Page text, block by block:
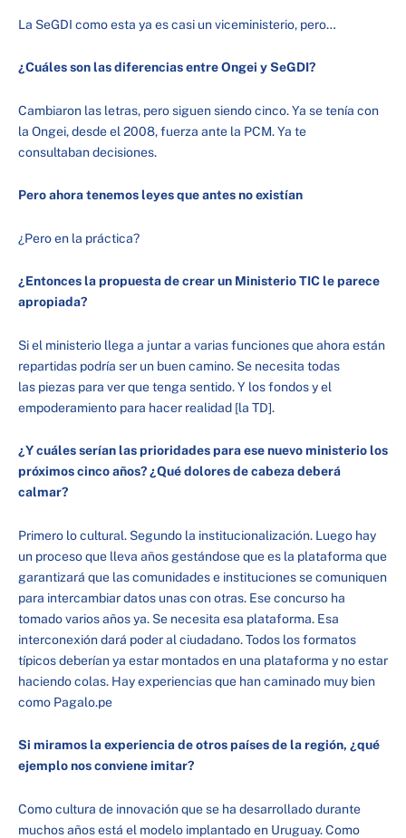
La SeGDI como esta ya es casi un viceministerio, pero…
¿Cuáles son las diferencias entreOngei ySeGDI?
Cambiaron las letras, pero siguen siendo cinco. Ya se tenía con
la Ongei, desde el 2008, fuerza ante la PCM. Ya te
consultaban decisiones.
Pero ahora tenemos leyes que antes no existían
¿Pero en la práctica?
¿Entonces la propuesta de crear un Ministerio TIC le parece
apropiada?
Si el ministerio llega a juntar a varias funciones que ahora están
repartidas podría ser un buen camino. Se necesita todas
las piezas para ver que tenga sentido. Y los fondos y el
empoderamiento para hacer realidad [la TD].
¿Y cuáles serían las prioridades para ese nuevo ministerio los
próximos cinco años? ¿Qué dolores de cabeza deberá
calmar?
Primero lo cultural. Segundo la institucionalización. Luego hay
un proceso que lleva años gestándose que es la plataforma que
garantizará que las comunidades e instituciones se comuniquen
para intercambiar datos unas con otras. Ese concurso ha
tomado varios años ya. Se necesita esa plataforma. Esa
interconexión dará poder al ciudadano. Todos los formatos
típicos deberían ya estar montados en una plataforma y no estar
haciendo colas. Hay experiencias que han caminado muy bien
como Pagalo.pe
Si miramos la experiencia de otros países de la región, ¿qué
ejemplo nos conviene imitar?
Como cultura de innovación que se ha desarrollado durante
muchos años está el modelo implantado en Uruguay. Como